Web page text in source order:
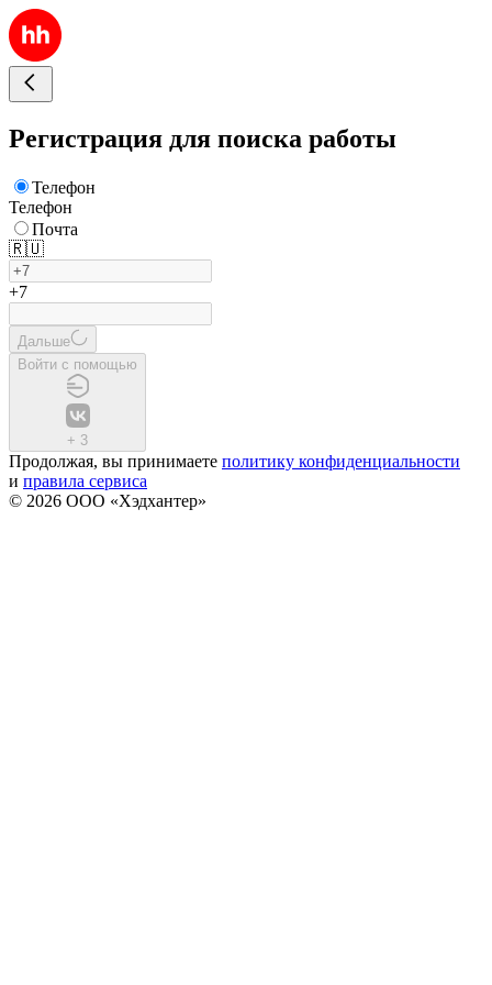
Регистрация для поиска работы
Телефон
Телефон
Почта
🇷🇺
+7
Дальше
Войти с помощью
+ 3
Продолжая, вы принимаете политику конфиденциальности
и правила сервиса
© 2026 ООО «Хэдхантер»